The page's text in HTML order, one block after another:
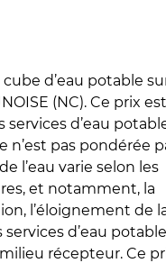
d’eau potable
(NC). Ce prix est
d’eau
n’est pas pondérée
l’eau varie selon les
et notamment, la
l’éloignement de
d’eau
récepteur. Ce